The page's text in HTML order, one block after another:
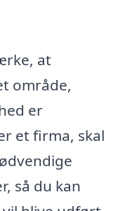
at
område,
er
et firma, skal
så du kan